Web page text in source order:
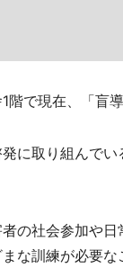
で現在、「盲
に取り組んでい
の社会参加や日
な訓練が必要